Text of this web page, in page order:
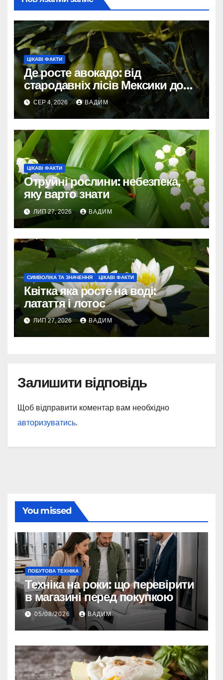
ЦІКАВІ ФАКТИ
Де росте авокадо: від
стародавніх лісів Мексики до
сучасних плантацій світу
СЕР 4, 2026 ВАДИМ
ЦІКАВІ ФАКТИ
Отруйні рослини: небезпека,
яку варто знати
ЛИП 27, 2026 ВАДИМ
СИМВОЛІКА ТА ЗНАЧЕННЯ ЦІКАВІ ФАКТИ
Квітка яка росте на воді:
латаття і лотос
ЛИП 27, 2026 ВАДИМ
Залишити відповідь
Щоб відправити коментар вам необхідно
авторизуватись.
You missed
ПОБУТОВА ТЕХНІКА
Техніка на роки: що перевірити
в магазині перед покупкою
05/08/2026 ВАДИМ